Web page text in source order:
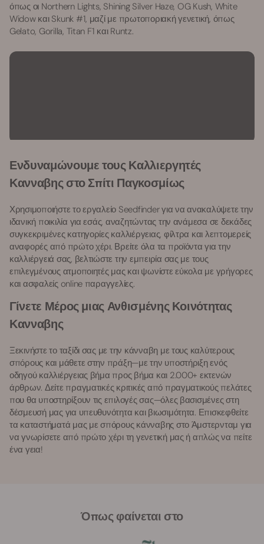
όπως οι Northern Lights, Shining Silver Haze, OG Kush, White
Widow και Skunk #1, μαζί με πρωτοποριακή γενετική, όπως
Gelato, Gorilla, Titan F1 και Runtz.
Ενδυναμώνουμε τους Καλλιεργητές
Κανναβης στο Σπίτι Παγκοσμίως
Χρησιμοποιήστε το εργαλείο Seedfinder για να ανακαλύψετε την
ιδανική ποικιλία για εσάς, αναζητώντας την ανάμεσα σε δεκάδες
συγκεκριμένες κατηγορίες καλλιέργειας, φίλτρα και λεπτομερείς
αναφορές από πρώτο χέρι. Βρείτε όλα τα προϊόντα για την
καλλιέργειά σας, βελτιώστε την εμπειρία σας με τους
επιλεγμένους ατμοποιητές μας και ψωνίστε εύκολα με γρήγορες
και ασφαλείς online παραγγελίες.
Γίνετε Μέρος μιας Ανθισμένης Κοινότητας
Κανναβης
Ξεκινήστε το ταξίδι σας με την κάνναβη με τους καλύτερους
σπόρους και μάθετε στην πράξη—με την υποστήριξη ενός
οδηγού καλλιέργειας βήμα προς βήμα και 2.000+ εκτενών
άρθρων. Δείτε πραγματικές κριτικές από πραγματικούς πελάτες
που θα υποστηρίξουν τις επιλογές σας—όλες βασισμένες στη
δέσμευσή μας για υπευθυνότητα και βιωσιμότητα. Επισκεφθείτε
τα καταστήματά μας με σπόρους κάνναβης στο Άμστερνταμ για
να γνωρίσετε από πρώτο χέρι τη γενετική μας ή απλώς να πείτε
ένα γεια!
Όπως φαίνεται στο